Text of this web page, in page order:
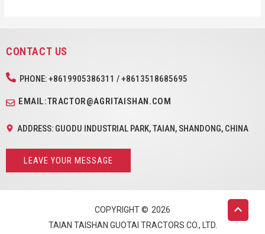
CONTACT US
PHONE: +8619905386311 / +8613518685695
EMAIL:TRACTOR@AGRITAISHAN.COM
ADDRESS: GUODU INDUSTRIAL PARK, TAIAN, SHANDONG, CHINA
LEAVE YOUR MESSAGE
COPYRIGHT © 2026
TAIAN TAISHAN GUOTAI TRACTORS CO., LTD.